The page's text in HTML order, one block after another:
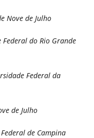
Nove de Julho
Federal do Rio Grande
Federal da
de Julho
de Campina